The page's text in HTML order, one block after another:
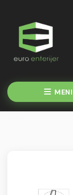
MENI